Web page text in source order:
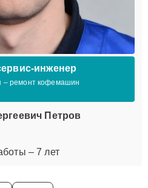
инженер
– ремонт кофемашин
Петров
– 7 лет